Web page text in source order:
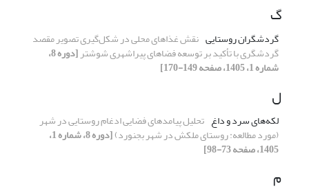
گ
گردشگران روستایی نقش غذاهای محلی در شکل‌گیری تصویر مقصد
گردشگری با تأکید بر توسعه فضاهای پیراشهری شوشتر [دوره 8،
شماره 1، 1405، صفحه 149-170]
ل
لکه‌های سرد و داغ تحلیل پیامدهای فضایی ادغام روستایی در شهر
(مورد مطالعه: روستای ملکش در شهر بجنورد) [دوره 8، شماره 1،
1405، صفحه 73-98]
م